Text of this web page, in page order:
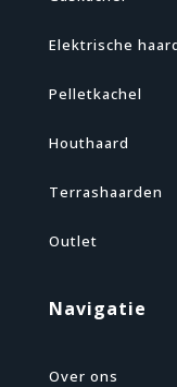
Elektrische
Pelletkachel
Houthaard
Terrashaarden
Outlet
Navigatie
Over ons